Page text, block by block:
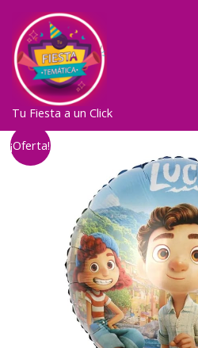
contenido
Tu Fiesta a un Click
¡Oferta!